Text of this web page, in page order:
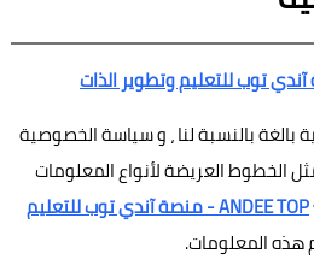
جامعة أونلاين
إدارة أعمال
كتب أطفال
روحانيات وتفسير أحلام
بالغة بالنسبة لنا ، و سياسة الخصوصية
الخطوط العريضة لأنواع المعلومات
ANDEE TOP - منصة آندي توب للتعليم
هذه المعلومات.